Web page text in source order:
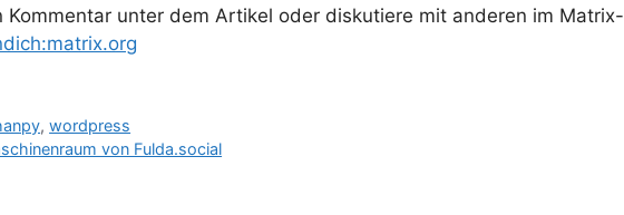
Kommentar unter dem Artikel oder diskutiere mit anderen im Matrix-
,wordpress
von Fulda.social